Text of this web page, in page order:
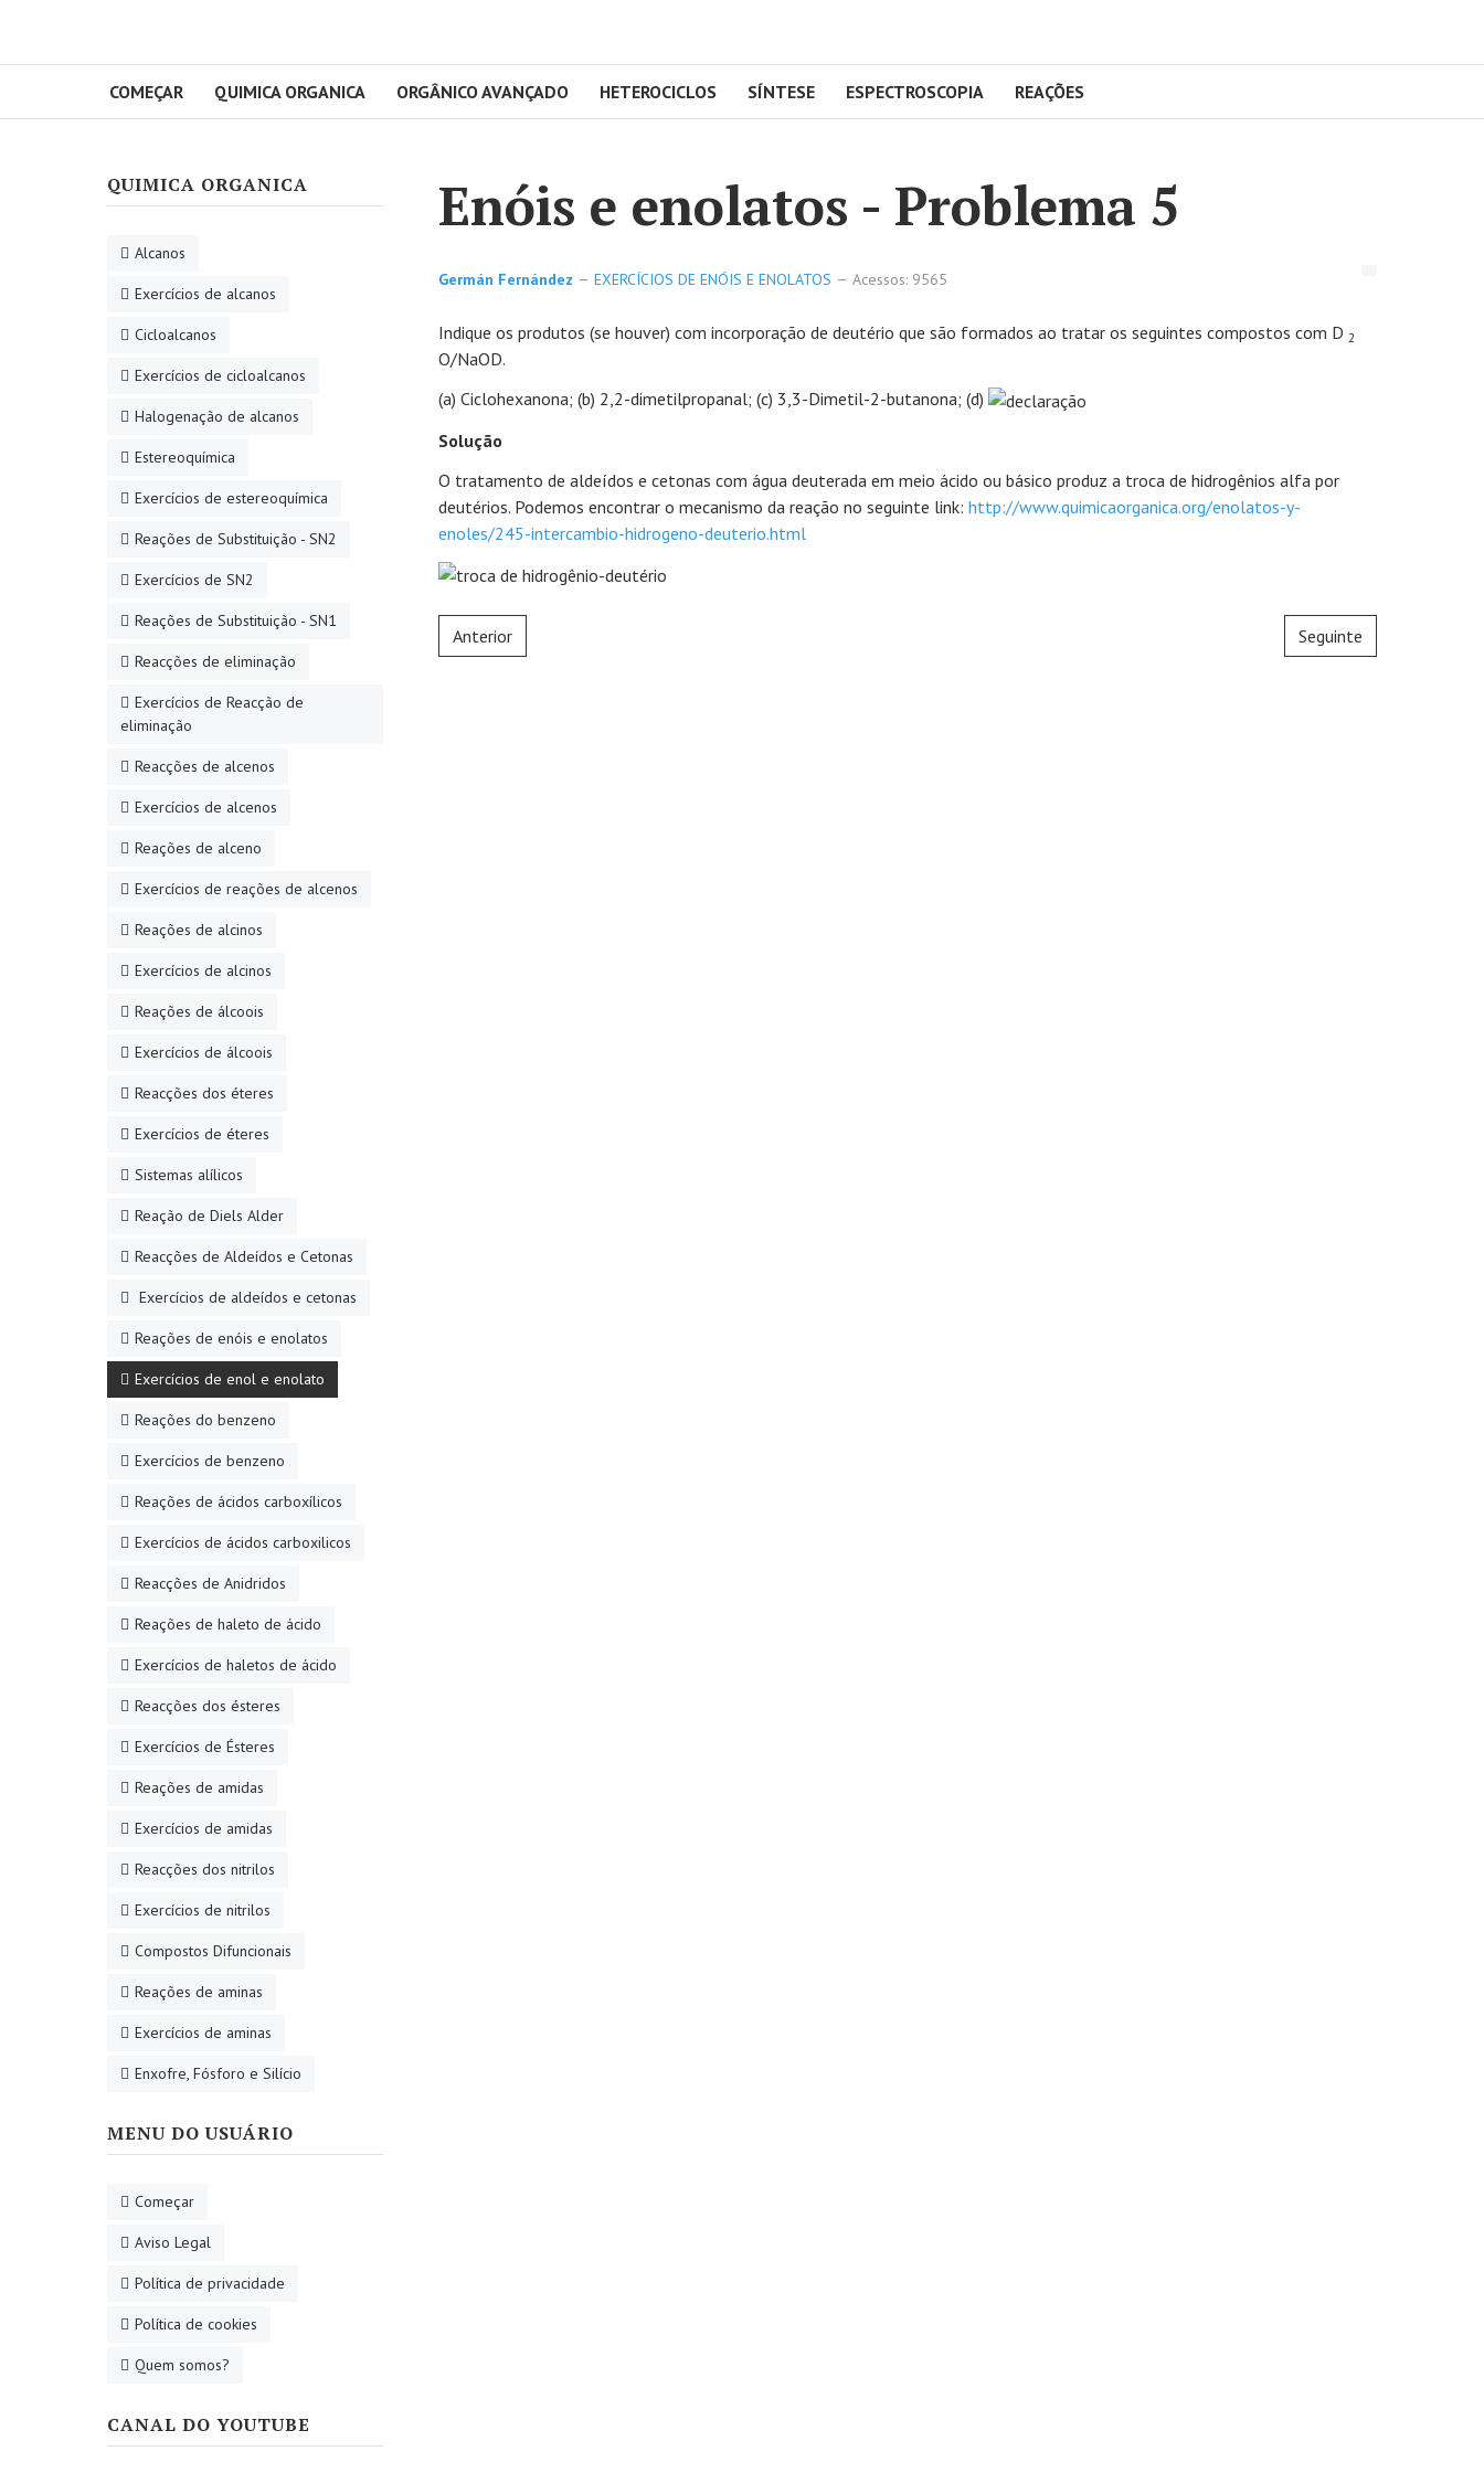
COMEÇAR QUIMICA ORGANICA ORGÂNICO AVANÇADO HETEROCICLOS SÍNTESE ESPECTROSCOPIA REAÇÕES
Enóis e enolatos - Problema 5
Germán Fernández EXERCÍCIOS DE ENÓIS E ENOLATOS Acessos: 9565
Indique os produtos (se houver) com incorporação de deutério que são formados ao tratar os seguintes compostos com D 2
O/NaOD.
(a) Ciclohexanona; (b) 2,2-dimetilpropanal; (c) 3,3-Dimetil-2-butanona; (d)
Solução
O tratamento de aldeídos e cetonas com água deuterada em meio ácido ou básico produz a troca de hidrogênios alfa por
deutérios. Podemos encontrar o mecanismo da reação no seguinte link: http://www.quimicaorganica.org/enolatos-y-
enoles/245-intercambio-hidrogeno-deuterio.html
Anterior Seguinte
QUIMICA ORGANICA
Alcanos
Exercícios de alcanos
Cicloalcanos
Exercícios de cicloalcanos
Halogenação de alcanos
Estereoquímica
Exercícios de estereoquímica
Reações de Substituição - SN2
Exercícios de SN2
Reações de Substituição - SN1
Reacções de eliminação
Exercícios de Reacção de
eliminação
Reacções de alcenos
Exercícios de alcenos
Reações de alceno
Exercícios de reações de alcenos
Reações de alcinos
Exercícios de alcinos
Reações de álcoois
Exercícios de álcoois
Reacções dos éteres
Exercícios de éteres
Sistemas alílicos
Reação de Diels Alder
Reacções de Aldeídos e Cetonas
Exercícios de aldeídos e cetonas
Reações de enóis e enolatos
Exercícios de enol e enolato
Reações do benzeno
Exercícios de benzeno
Reações de ácidos carboxílicos
Exercícios de ácidos carboxilicos
Reacções de Anidridos
Reações de haleto de ácido
Exercícios de haletos de ácido
Reacções dos ésteres
Exercícios de Ésteres
Reações de amidas
Exercícios de amidas
Reacções dos nitrilos
Exercícios de nitrilos
Compostos Difuncionais
Reações de aminas
Exercícios de aminas
Enxofre, Fósforo e Silício
MENU DO USUÁRIO
Começar
Aviso Legal
Política de privacidade
Política de cookies
Quem somos?
CANAL DO YOUTUBE